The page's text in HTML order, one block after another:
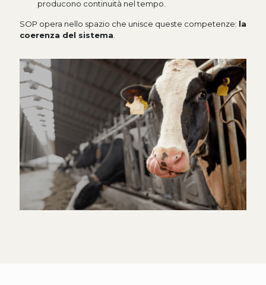
producono continuità nel tempo.
SOP opera nello spazio che unisce queste competenze: la
coerenza del sistema